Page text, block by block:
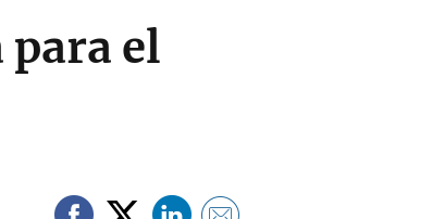
para el